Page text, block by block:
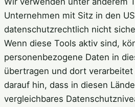
Unternehmen mit Sitz in den
datenschutzrechtlich nicht
Wenn diese Tools aktiv sind,
personenbezogene Daten in
übertragen und dort
darauf hin, dass in diesen
vergleichbares